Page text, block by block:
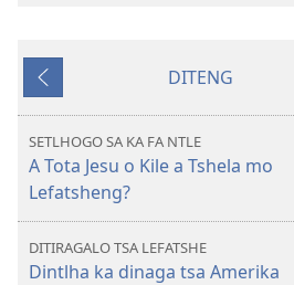
dikgatiso
ileketeroniki
TSOGANG!
Jesu
o
e
fetileng
DITENG
SETLHOGO SA KA FA NTLE
A Tota Jesu o Kile a Tshela mo
Lefatsheng?
DITIRAGALO TSA LEFATSHE
Dintlha ka dinaga tsa Amerika